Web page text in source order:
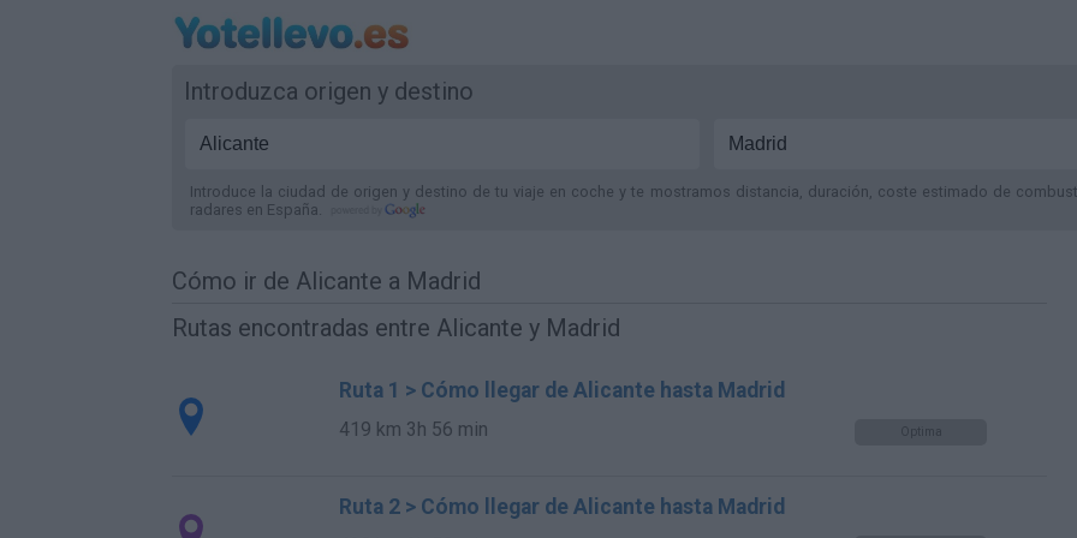
Introduzca origen y destino
Introduce la ciudad de origen y destino de tu viaje en coche y te mostramos distancia, duración, coste estimado de
radares en España.
Cómo ir de Alicante a Madrid
Rutas encontradas entre Alicante y Madrid
Ruta 1 > Cómo llegar de Alicante hasta Madrid
419 km 3h 56 min Optima
Ruta 2 > Cómo llegar de Alicante hasta Madrid